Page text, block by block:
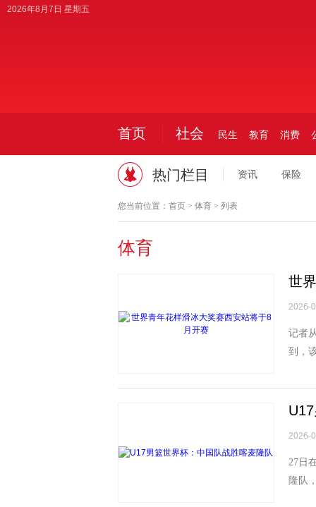
2026年8月7日 星期五
首页 社会 民生 教育 消费
热门栏目 资讯 保险
您当前位置： 首页> 体育> 列表
体育
世
2026-
记者
到，
2026-
27日
隆队